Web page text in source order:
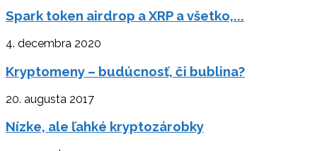
Spark token airdrop a XRP a všetko,...
4. decembra 2020
Kryptomeny – budúcnosť, či bublina?
20. augusta 2017
Nízke, ale ľahké kryptozárobky